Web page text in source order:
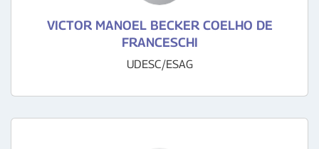
VICTOR MANOEL BECKER COELHO DE
FRANCESCHI
UDESC/ESAG